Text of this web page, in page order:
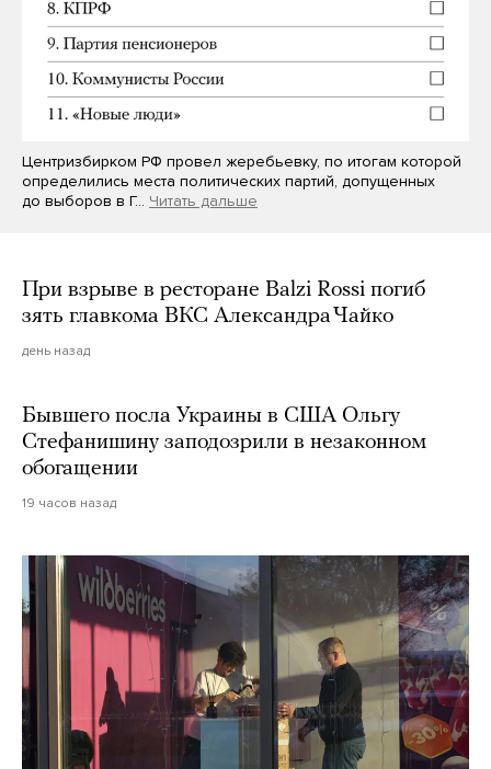
Центризбирком РФ провел жеребьевку, по итогам которой
определились места политических партий, допущенных
до выборов в Г… Читать дальше
При взрыве в ресторане Balzi Rossi погиб
зять главкома ВКС Александра Чайко
день назад
Бывшего посла Украины в США Ольгу
Стефанишину заподозрили в незаконном
обогащении
19 часов назад